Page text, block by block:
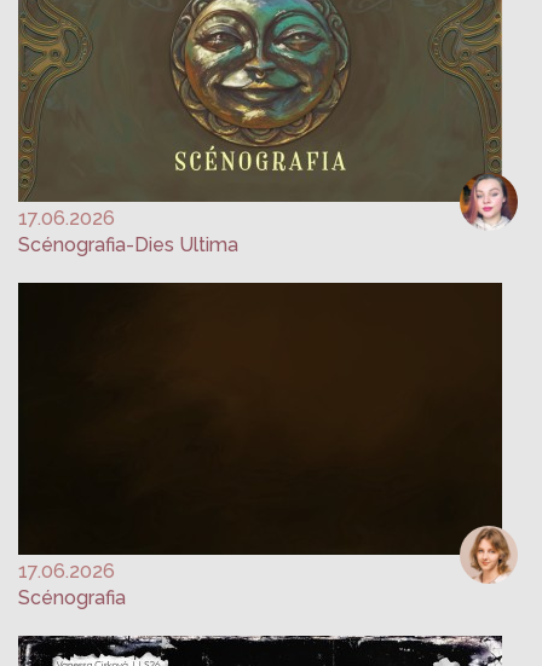
17.06.2026
Scénografia-Dies Ultima
17.06.2026
Scénografia